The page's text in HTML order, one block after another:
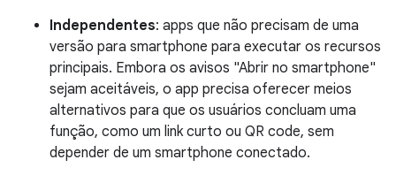
Independentes: apps que não precisam de uma
versão para smartphone para executar os recursos
principais. Embora os avisos "Abrir no smartphone"
sejam aceitáveis, o app precisa oferecer meios
alternativos para que os usuários concluam uma
função, como um link curto ou QR code, sem
depender de um smartphone conectado.